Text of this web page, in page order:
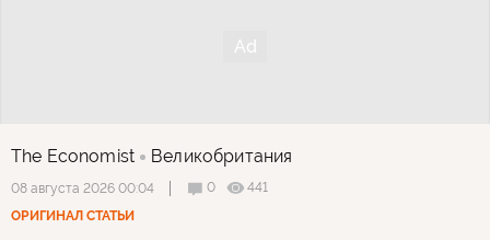
The Economist Великобритания
08 августа 2026 00:04 0
441
ОРИГИНАЛ СТАТЬИ